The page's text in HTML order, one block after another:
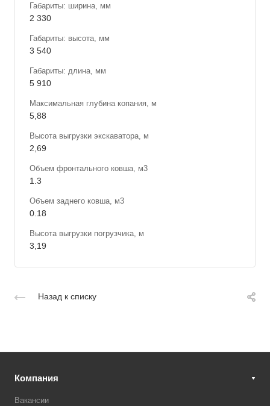
Габариты: ширина, мм
2 330
Габариты: высота, мм
3 540
Габариты: длина, мм
5 910
Максимальная глубина копания, м
5,88
Высота выгрузки экскаватора, м
2,69
Объем фронтального ковша, м3
1.3
Объем заднего ковша, м3
0.18
Высота выгрузки погрузчика, м
3,19
Назад к списку
Компания
Вакансии